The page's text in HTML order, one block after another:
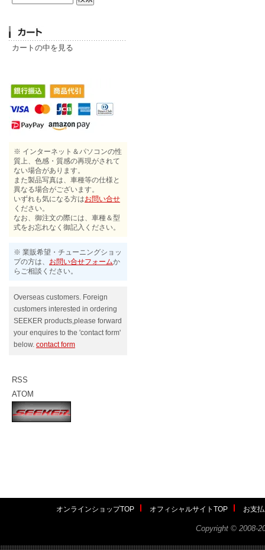
カートの中を見る
※ インターネット＆パソコンの性
質上、色感・質感の再現がされて
ない場合があります。
また製品写真は、車種等の仕様と
異なる場合がございます。
いずれも気になる方はお問い合せ
ください。
なお、御注文の際には、車種＆型
式をお忘れなく御記入ください。
※ 業販希望・チューニングショッ
プの方は、 お問い合せフォームか
らご相談ください。
Overseas customers. Foreign
customers interested in ordering
SEEKER products,please forward
your enquires to the 'contact form'
below. contact form
RSS
ATOM
オンラインショップTOP オフィシャルサイトTOP お支
Copyright © 2008-